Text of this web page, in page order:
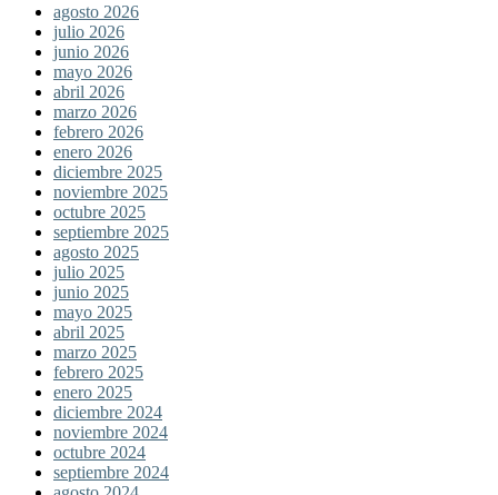
agosto 2026
julio 2026
junio 2026
mayo 2026
abril 2026
marzo 2026
febrero 2026
enero 2026
diciembre 2025
noviembre 2025
octubre 2025
septiembre 2025
agosto 2025
julio 2025
junio 2025
mayo 2025
abril 2025
marzo 2025
febrero 2025
enero 2025
diciembre 2024
noviembre 2024
octubre 2024
septiembre 2024